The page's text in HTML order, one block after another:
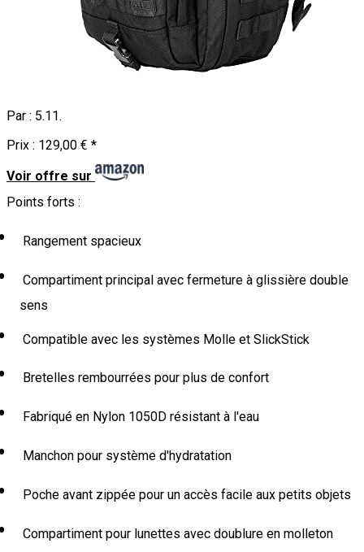
Par : 5.11.
Prix : 129,00 € *
Voir offre sur
Points forts :
Rangement spacieux
Compartiment principal avec fermeture à glissière double
sens
Compatible avec les systèmes Molle et SlickStick
Bretelles rembourrées pour plus de confort
Fabriqué en Nylon 1050D résistant à l'eau
Manchon pour système d'hydratation
Poche avant zippée pour un accès facile aux petits objets
Compartiment pour lunettes avec doublure en molleton